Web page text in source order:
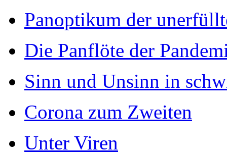
Panoptikum der
Die Panflöte der
Sinn und Unsinn in
Corona zum Zweiten
Unter Viren